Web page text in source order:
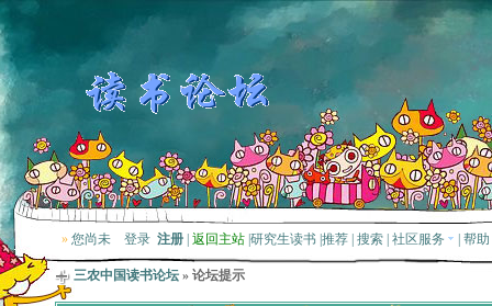
» 您尚未 登录 注册 返回主站 研究生读书 推荐 搜索 社区服务 帮助
三农中国读书论坛 » 论坛提示